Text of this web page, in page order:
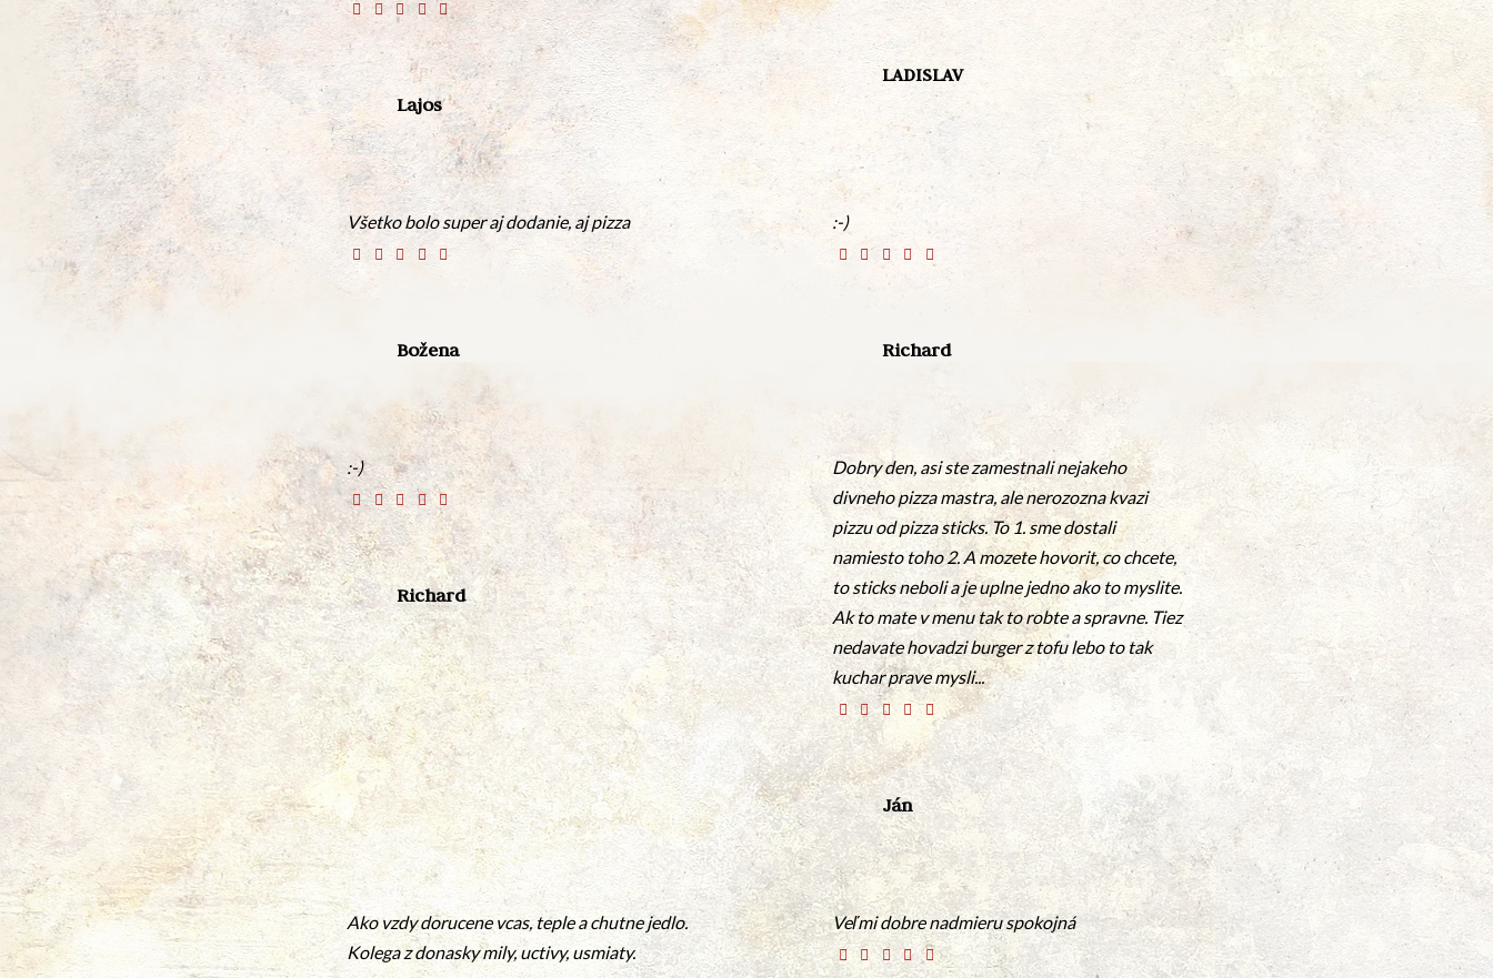
Lajos
LADISLAV
Všetko bolo super aj dodanie, aj pizza
Božena
:-)
Richard
:-)
Richard
Dobry den, asi ste zamestnali nejakeho
divneho pizza mastra, ale nerozozna kvazi
pizzu od pizza sticks. To 1. sme dostali
namiesto toho 2. A mozete hovorit, co chcete,
to sticks neboli a je uplne jedno ako to myslite.
Ak to mate v menu tak to robte a spravne. Tiez
nedavate hovadzi burger z tofu lebo to tak
kuchar prave mysli...
Ján
Ako vzdy dorucene vcas, teple a chutne jedlo.
Kolega z donasky mily, uctivy, usmiaty.
Veľmi dobre nadmieru spokojná